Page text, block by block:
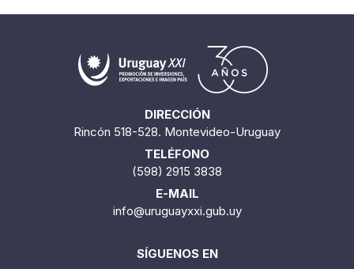
DIRECCIÓN
Rincón 518-528. Montevideo-Uruguay
TELÉFONO
(598) 2915 3838
E-MAIL
info@uruguayxxi.gub.uy
SÍGUENOS EN